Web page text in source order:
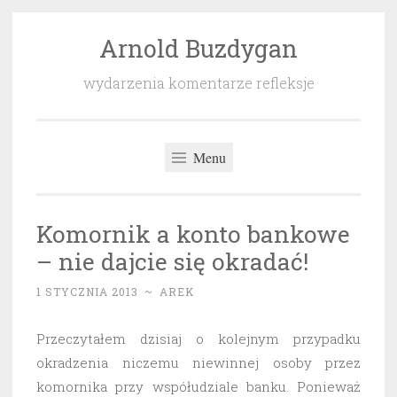
Arnold Buzdygan
wydarzenia komentarze refleksje
Menu
Komornik a konto bankowe
– nie dajcie się okradać!
1 STYCZNIA 2013 ~ AREK
Przeczytałem dzisiaj o kolejnym przypadku
okradzenia niczemu niewinnej osoby przez
komornika przy współudziale banku. Ponieważ